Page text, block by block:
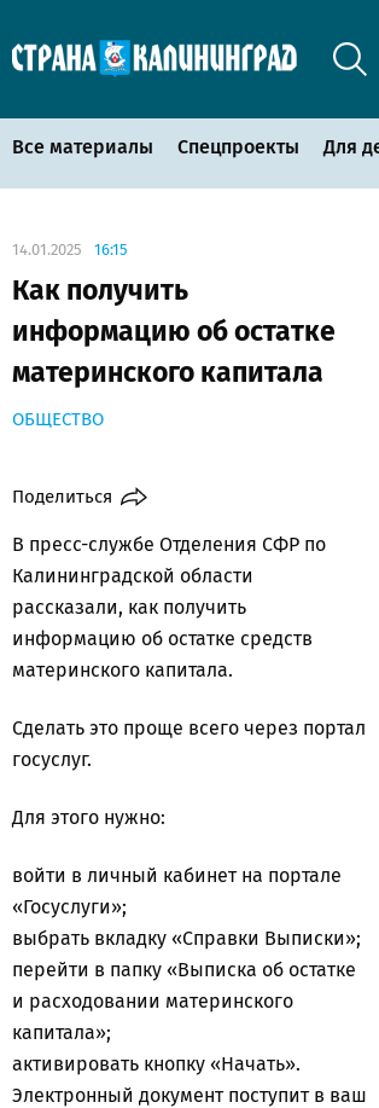
Все материалы Спецпроекты Для
14.01.2025 16:15
Как получить
информацию об остатке
материнского капитала
ОБЩЕСТВО
Поделиться
В пресс-службе Отделения СФР по
Калининградской области
рассказали, как получить
информацию об остатке средств
материнского капитала.
Сделать это проще всего через портал
госуслуг.
Для этого нужно:
войти в личный кабинет на портале
«Госуслуги»;
выбрать вкладку «Справки Выписки»;
перейти в папку «Выписка об остатке
и расходовании материнского
капитала»;
активировать кнопку «Начать».
Электронный документ поступит в ваш